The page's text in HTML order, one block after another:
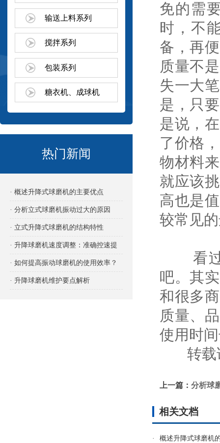
输送上料系列
搅拌系列
包装系列
糖衣机、成球机
热门新闻
· 概述升降式球磨机的主要优点
· 分析立式球磨机振动过大的原因
· 立式升降式球磨机的结构特性
· 升降球磨机速度调整：准确控速提
效的关键
· 如何提高振动球磨机的使用效率？
· 升降球磨机维护要点解析
免的需
时，不
备，再
质量不
失一大
是，只
是说，
了价格
物材料
就应该
高也是
较常见
看过
吧。其
和很多
质量、
使用时
转载
上一篇： 分析球
相关文档
·
概述升降式球磨机